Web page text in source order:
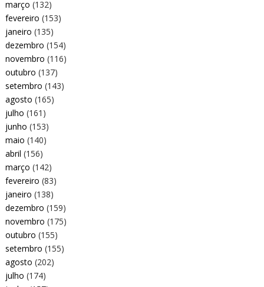
março (132)
fevereiro (153)
janeiro (135)
dezembro (154)
novembro (116)
outubro (137)
setembro (143)
agosto (165)
julho (161)
junho (153)
maio (140)
abril (156)
março (142)
fevereiro (83)
janeiro (138)
dezembro (159)
novembro (175)
outubro (155)
setembro (155)
agosto (202)
julho (174)